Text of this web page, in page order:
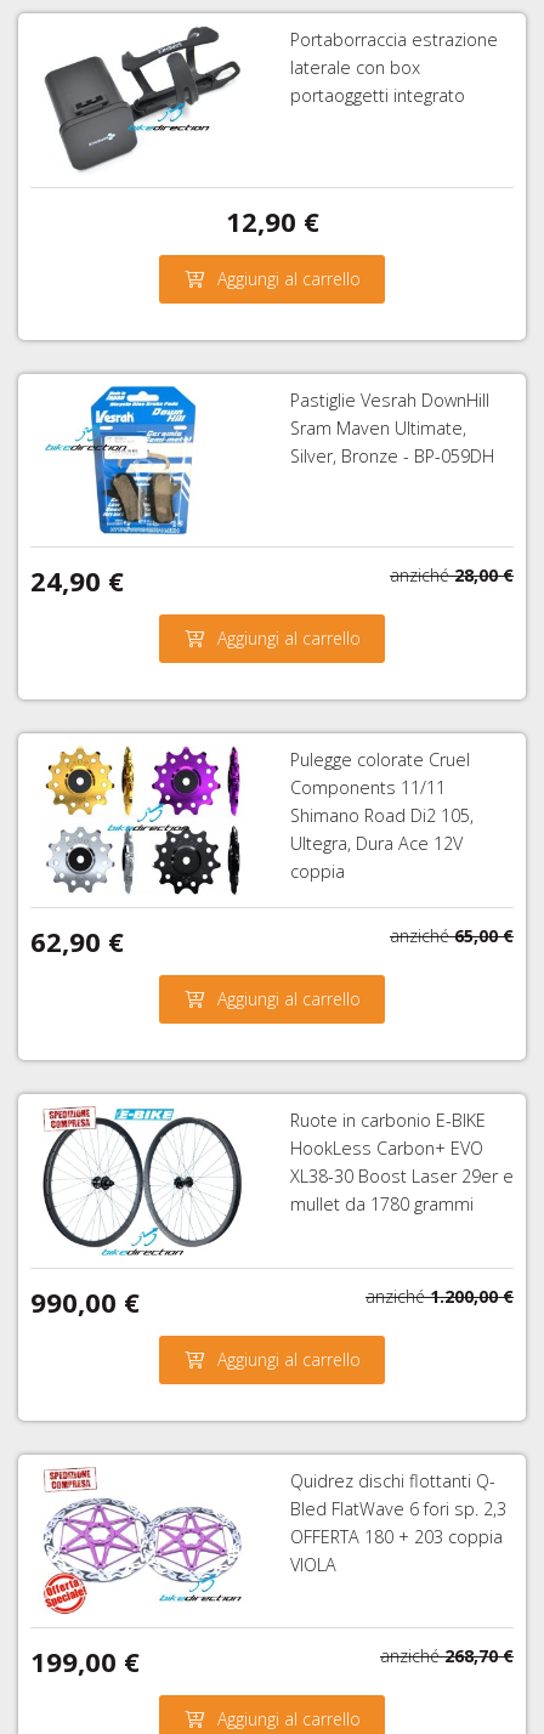
CAVI
E
GUAINE
26"
COPERTONI
E
COPERTONI
CAMERE
TRASFORMAZIONE
TUBELESS,
VALVOLE
SGANCI
PERNI
PASSANTI
FRENI
BRAKING
FRENI
IDRAULICI
Portaborraccia estrazione
laterale con box
portaoggetti integrato
12,90 €
Aggiungi al carrello
Pastiglie Vesrah DownHill
Sram Maven Ultimate,
Silver, Bronze - BP-059DH
24,90 € anziché 28,00 €
Aggiungi al carrello
Pulegge colorate Cruel
Components 11/11
Shimano Road Di2 105,
Ultegra, Dura Ace 12V
coppia
62,90 € anziché 65,00 €
Aggiungi al carrello
Ruote in carbonio E-BIKE
HookLess Carbon+ EVO
XL38-30 Boost Laser 29er e
mullet da 1780 grammi
990,00 € anziché 1.200,00 €
Aggiungi al carrello
Quidrez dischi flottanti Q-
Bled FlatWave 6 fori sp. 2,3
OFFERTA 180 + 203 coppia
VIOLA
199,00 € anziché 268,70 €
Aggiungi al carrello